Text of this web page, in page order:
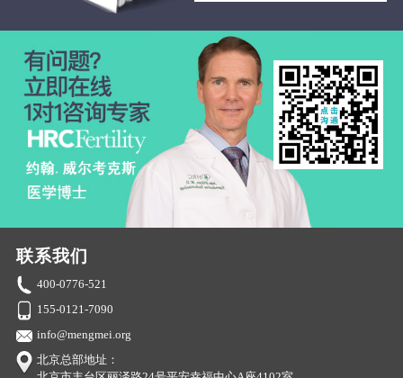
联系我们
400-0776-521
155-0121-7090
info@mengmei.org
北京总部地址：